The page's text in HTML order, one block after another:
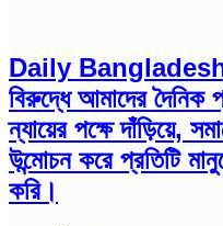
Daily Bangladesh
বিরুদ্ধে আমাদের
ন্যায়ের পক্ষে দাঁড়িয়ে,
উন্মোচন করে প্রতিটি
করি।